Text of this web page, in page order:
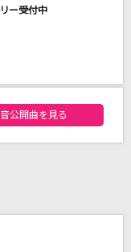
ー受付中
ンキング
公開曲を見る